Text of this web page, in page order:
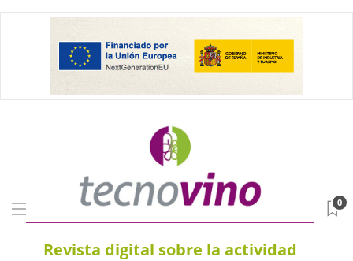
Revista digital sobre la actividad
0